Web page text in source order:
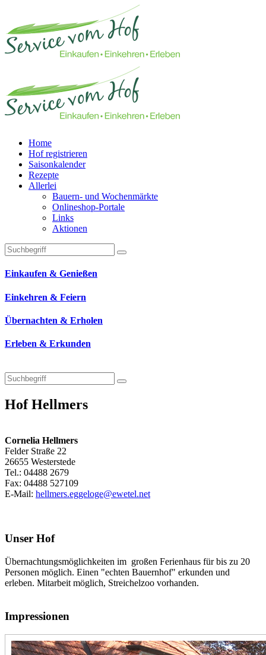
Home
Hof registrieren
Saisonkalender
Rezepte
Allerlei
Bauern- und Wochenmärkte
Onlineshop-Portale
Links
Aktionen
Technisches Feld: Suchfeld
Technisches Feld: Suchbutton
Suche absenden
Einkaufen & Genießen
Einkehren & Feiern
Übernachten & Erholen
Erleben & Erkunden
Hof Hellmers
Cornelia Hellmers
Felder Straße 22
26655 Westerstede
Tel.: 04488 2679
Fax: 04488 527109
E-Mail: hellmers.eggeloge@ewetel.net
Unser Hof
Übernachtungsmöglichkeiten im großen Ferienhaus für bis zu 20
Personen möglich. Einen "echten Bauernhof" erkunden und
erleben. Mitarbeit möglich, Streichelzoo vorhanden.
Impressionen